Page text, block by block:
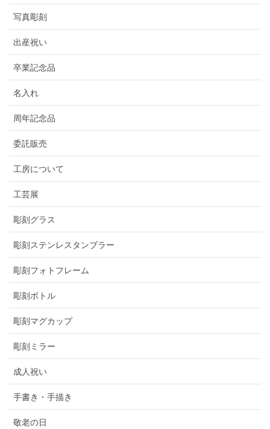
写真彫刻
出産祝い
卒業記念品
名入れ
周年記念品
委託販売
工房について
工芸展
彫刻グラス
彫刻ステンレスタンブラー
彫刻フォトフレーム
彫刻ボトル
彫刻マグカップ
彫刻ミラー
成人祝い
手書き・手描き
敬老の日